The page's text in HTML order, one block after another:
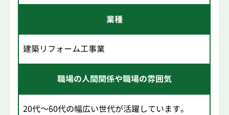
業種
建築リフォーム工事業
職場の人間関係や職場の雰囲気
20代～60代の幅広い世代が活躍しています。